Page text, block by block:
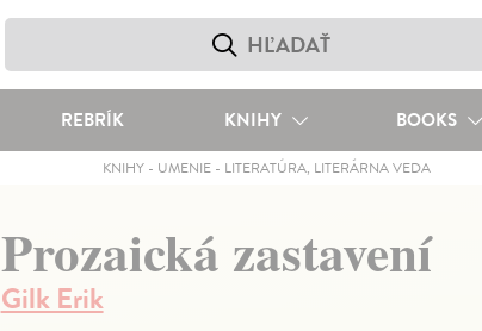
REBRÍK KNIHY BOOKS
KNIHY - UMENIE - LITERATÚRA, LITERÁRNA VEDA
Prozaická zastavení
Gilk Erik